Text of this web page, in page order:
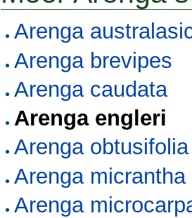
Arenga
Arenga brevipes
Arenga caudata
Arenga engleri
Arenga obtusifolia
Arenga micrantha
Arenga